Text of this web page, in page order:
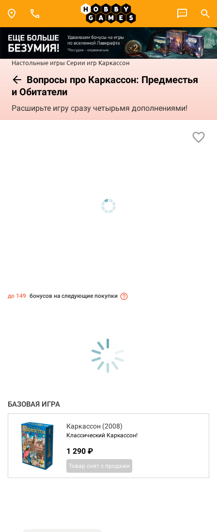
Настольные игры Серии игр Каркассон
Вопросы про Каркассон: Предместья
и Обитатели
Расширьте игру сразу четырьмя дополнениями!
до 149 бонусов на следующие покупки
БАЗОВАЯ ИГРА
Каркассон (2008)
Классический Каркассон!
1 290 ₽
Товар снят с продажи